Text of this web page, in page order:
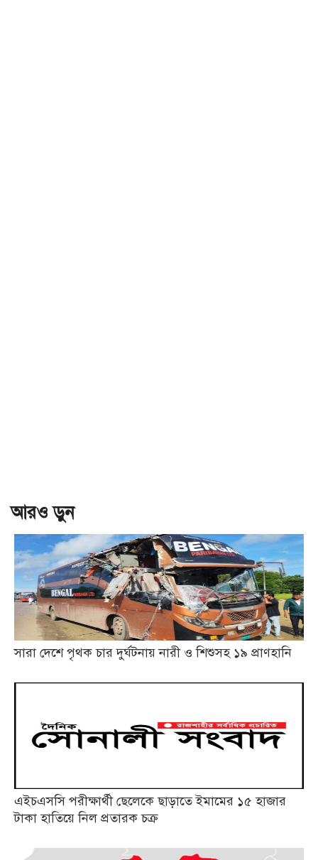
আরও ড়ুন
সারা দেশে পৃথক চার দুর্ঘটনায় নারী ও শিশুসহ ১৯ প্রাণহানি
এইচএসসি পরীক্ষার্থী ছেলেকে ছাড়াতে ইমামের ১৫ হাজার
টাকা হাতিয়ে নিল প্রতারক চক্র